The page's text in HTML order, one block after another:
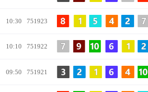
10:30 751923
10:10 751922
09:50 751921